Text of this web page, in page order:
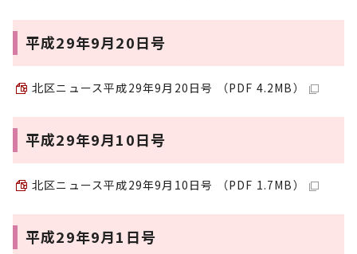
平成29年9月20日号
北区ニュース平成29年9月20日号 （PDF 4.2MB）
平成29年9月10日号
北区ニュース平成29年9月10日号 （PDF 1.7MB）
平成29年9月1日号